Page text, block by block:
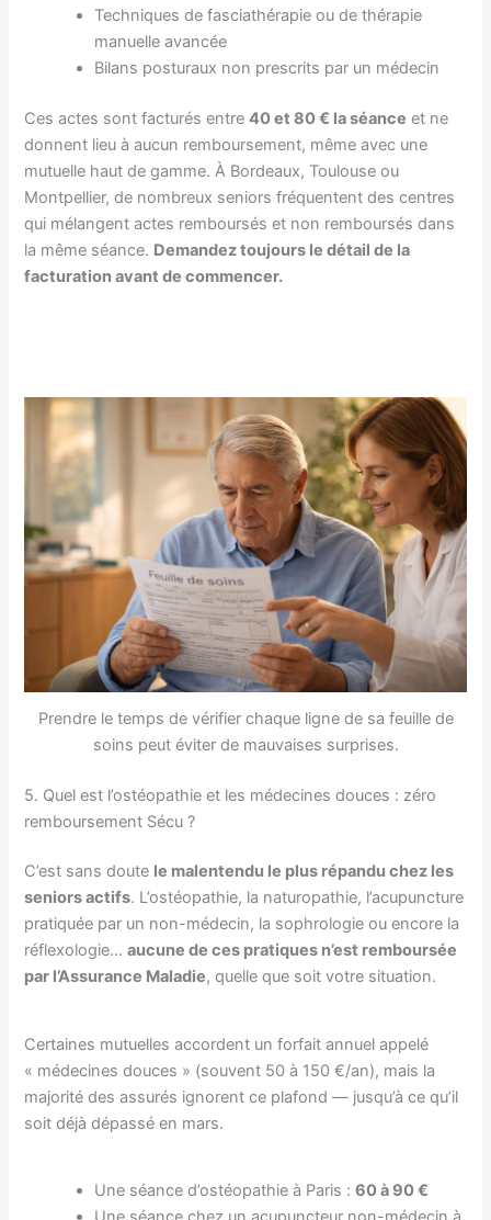
Techniques de fasciathérapie ou de thérapie
manuelle avancée
Bilans posturaux non prescrits par un médecin
Ces actes sont facturés entre40 et 80 € la séance et ne
donnent lieu à aucun remboursement, même avec une
mutuelle haut de gamme. À Bordeaux, Toulouse ou
Montpellier, de nombreux seniors fréquentent des centres
qui mélangent actes remboursés et non remboursés dans
la même séance. Demandez toujours le détail de la
facturation avant de commencer.
Prendre le temps de vérifier chaque ligne de sa feuille de
soins peut éviter de mauvaises surprises.
5. Quel est l’ostéopathie et les médecines douces : zéro
remboursement Sécu ?
C’est sans doute le malentendu le plus répandu chez les
seniors actifs. L’ostéopathie, la naturopathie, l’acupuncture
pratiquée par un non-médecin, la sophrologie ou encore la
réflexologie…aucune de ces pratiques n’est remboursée
par l’Assurance Maladie, quelle que soit votre situation.
Certaines mutuelles accordent un forfait annuel appelé
« médecines douces » (souvent 50 à 150 €/an), mais la
majorité des assurés ignorent ce plafond — jusqu’à ce qu’il
soit déjà dépassé en mars.
Une séance d’ostéopathie à Paris :60 à 90 €